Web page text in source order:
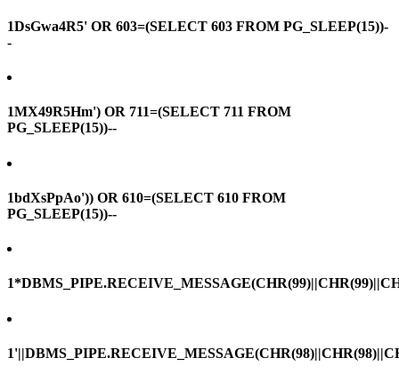
1DsGwa4R5' OR 603=(SELECT 603 FROM PG_SLEEP(15))-
-
1MX49R5Hm') OR 711=(SELECT 711 FROM
PG_SLEEP(15))--
1bdXsPpAo')) OR 610=(SELECT 610 FROM
PG_SLEEP(15))--